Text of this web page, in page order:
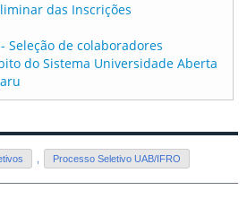
das Inscrições
Seleção de colaboradores
do Sistema Universidade Aberta
, Processo Seletivo UAB/IFRO